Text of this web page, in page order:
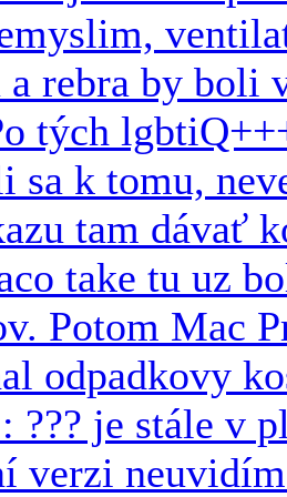
a rebra by boli
tých
sa k tomu,
tam dávať
take tu uz
Potom Mac
odpadkovy
??? je stále v
verzi